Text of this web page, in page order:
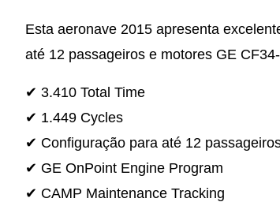
Esta aeronave 2015 apresenta
até 12 passageiros e motores GE
✔ 3.410 Total Time
✔ 1.449 Cycles
✔ Configuração para até 12
✔ GE OnPoint Engine Program
✔ CAMP Maintenance Tracking